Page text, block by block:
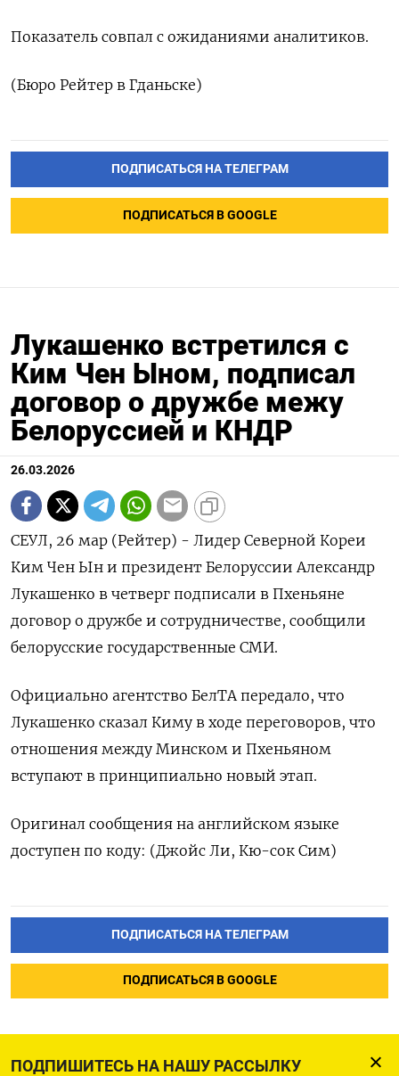
ПОДПИШИТЕСЬ НА НАШУ РАССЫЛКУ
Показатель ​совпал ⁠с ‌ожиданиями ‌аналитиков.
(Бюро Рейтер ​в ‌Гданьске)
ПОДПИСАТЬСЯ НА ТЕЛЕГРАМ
ПОДПИСАТЬСЯ В GOOGLE
Лукашенко встретился с
Ким Чен Ыном, подписал
договор о дружбе межу
Белоруссией и КНДР
26.03.2026
СЕУЛ, 26 мар (Рейтер) - Лидер Северной ‌Кореи
Ким Чен Ын и ​президент ​Белоруссии Александр ​
Лукашенко ⁠в ‌четверг подписали ‌в Пхеньяне
договор о ​дружбе ‌и сотрудничестве, ​сообщили
белорусские государственные ‌СМИ.
Официально агентство БелТА передало, что
Лукашенко ​сказал Киму ​в ‌ходе переговоров, ​что
отношения между Минском и Пхеньяном
вступают в принципиально ​новый ⁠этап.
Оригинал сообщения на ‌английском языке
‌доступен по коду: (Джойс ​Ли, Кю-сок ‌Сим)
ПОДПИСАТЬСЯ НА ТЕЛЕГРАМ
ПОДПИСАТЬСЯ В GOOGLE